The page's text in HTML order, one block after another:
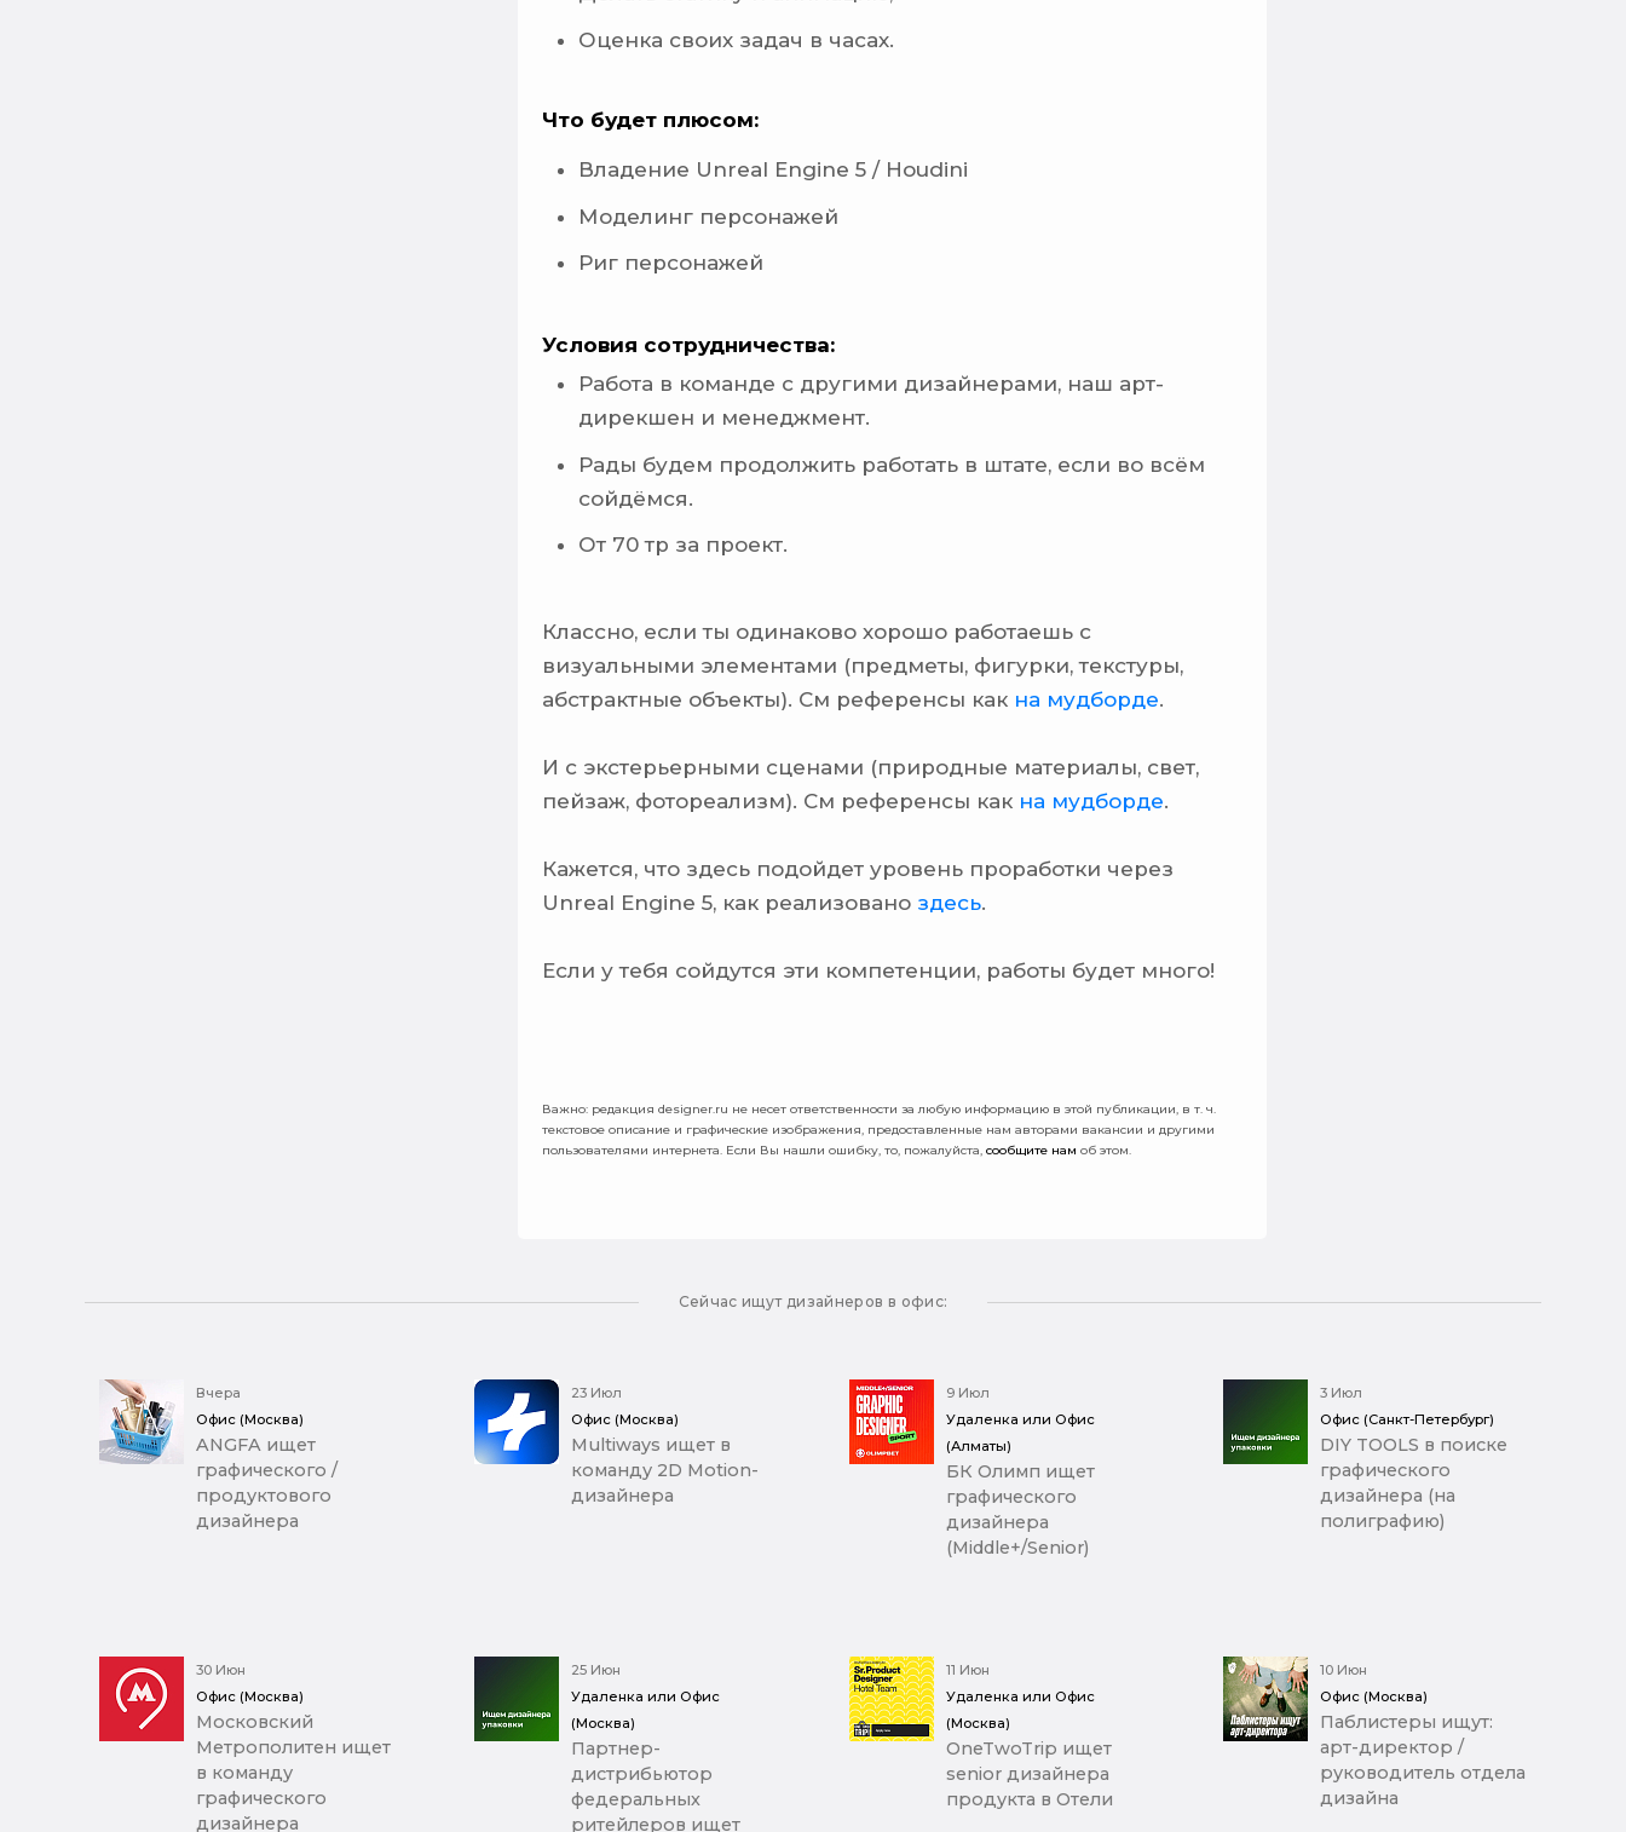
Оценка своих задач в часах.
Что будет плюсом:
Владение Unreal Engine 5 / Houdini
Моделинг персонажей
Риг персонажей
Условия сотрудничества:
Работа в команде с другими дизайнерами, наш арт-
дирекшен и менеджмент.
Рады будем продолжить работать в штате, если во всём
сойдёмся.
От 70 тр за проект.
Классно, если ты одинаково хорошо работаешь с
визуальными элементами (предметы, фигурки, текстуры,
абстрактные объекты). См референсы как на мудборде.
И с экстерьерными сценами (природные материалы, свет,
пейзаж, фотореализм). См референсы как на мудборде.
Кажется, что здесь подойдет уровень проработки через
Unreal Engine 5, как реализовано здесь.
Если у тебя сойдутся эти компетенции, работы будет много!
Важно: pедакция designer.ru не несет ответственности за любую информацию в этой публикации, в т. ч.
текстовое описание и графические изображения, предоставленные нам авторами вакансии и другими
пользователями интернета. Если Вы нашли ошибку, то, пожалуйста, сообщите нам об этом.
Сейчас ищут дизайнеров в офис:
Вчера
Офис (Москва)
ANGFA ищет
графического /
продуктового
дизайнера
23 Июл
Офис (Москва)
Multiways ищет в
команду 2D Motion-
дизайнера
9 Июл
Удаленка или Офис
(Алматы)
БК Олимп ищет
графического
дизайнера
(Middle+/Senior)
3 Июл
Офис (Санкт-Петербург)
DIY TOOLS в поиске
графического
дизайнера (на
полиграфию)
30 Июн
Офис (Москва)
Московский
Метрополитен ищет
в команду
графического
дизайнера
25 Июн
Удаленка или Офис
(Москва)
Партнер-
дистрибьютор
федеральных
ритейлеров ищет
11 Июн
Удаленка или Офис
(Москва)
OneTwoTrip ищет
senior дизайнера
продукта в Отели
10 Июн
Офис (Москва)
Паблистеры ищут:
арт-директор /
руководитель отдела
дизайна